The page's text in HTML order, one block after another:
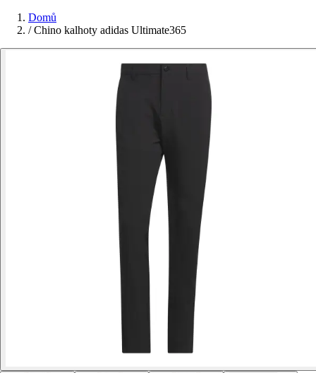
Domů
/ Chino kalhoty adidas Ultimate365